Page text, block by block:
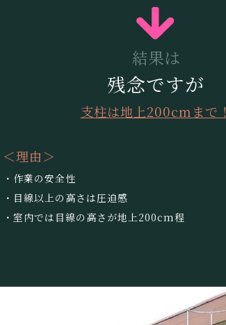
結果は
残念ですが
支柱は地上200cmまで！
＜理由＞
・作業の安全性
・目線以上の高さは圧迫感
・室内では目線の高さが地上200cm程